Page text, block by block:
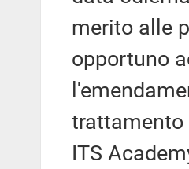
merito alle
opportuno
trattamento
ITS